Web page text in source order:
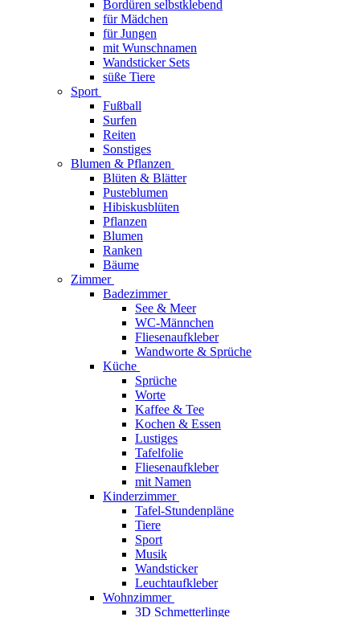
Bordüren selbstklebend
für Mädchen
für Jungen
mit Wunschnamen
Wandsticker Sets
süße Tiere
Sport
Fußball
Surfen
Reiten
Sonstiges
Blumen & Pflanzen
Blüten & Blätter
Pusteblumen
Hibiskusblüten
Pflanzen
Blumen
Ranken
Bäume
Zimmer
Badezimmer
See & Meer
WC-Männchen
Fliesenaufkleber
Wandworte & Sprüche
Küche
Sprüche
Worte
Kaffee & Tee
Kochen & Essen
Lustiges
Tafelfolie
Fliesenaufkleber
mit Namen
Kinderzimmer
Tafel-Stundenpläne
Tiere
Sport
Musik
Wandsticker
Leuchtaufkleber
Wohnzimmer
3D Schmetterlinge